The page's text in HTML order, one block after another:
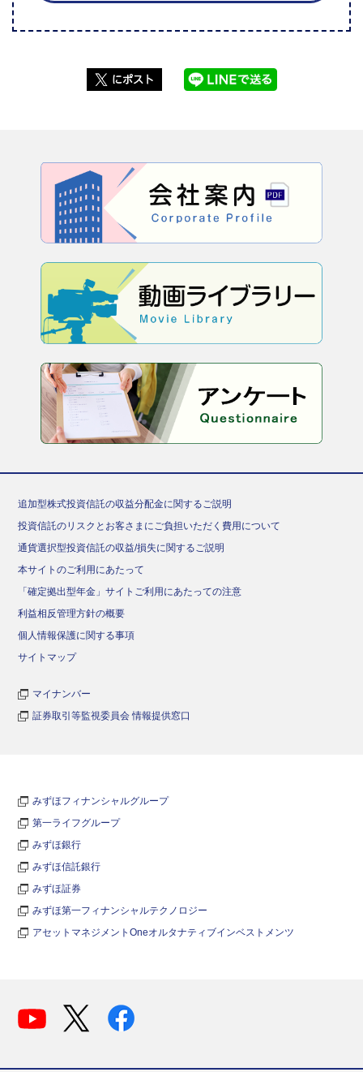
追加型株式投資信託の収益分配金に関するご説明
投資信託のリスクとお客さまにご負担いただく費用について
通貨選択型投資信託の収益/損失に関するご説明
本サイトのご利用にあたって
「確定拠出型年金」サイトご利用にあたっての注意
利益相反管理方針の概要
個人情報保護に関する事項
サイトマップ
マイナンバー
証券取引等監視委員会 情報提供窓口
みずほフィナンシャルグループ
第一ライフグループ
みずほ銀行
みずほ信託銀行
みずほ証券
みずほ第一フィナンシャルテクノロジー
アセットマネジメントOneオルタナティブインベストメンツ